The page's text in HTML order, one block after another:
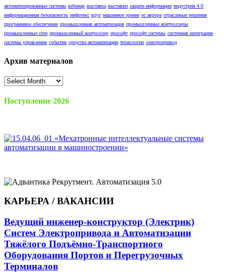
автоматизированные системы вебинар выставка выставки защита информации индустрия 4.0
информационная безопасность инфотекс круг машинное зрение ос аврора отраслевые решения
программное обеспечение промышленная автоматизация промышленные контроллеры
промышленные сети промышленный контроллер прософт прософт системы системная интеграция
системы управления события средства автоматизации технологии электропривод
Архив материалов
Архив
Поступление 2026
КАРЬЕРА / ВАКАНСИИ
Ведущий инженер-конструктор (Электрик)
Систем Электропривода и Автоматизации
Тяжёлого Подъёмно-Транспортного
Оборудования Портов и Перегрузочных
Терминалов